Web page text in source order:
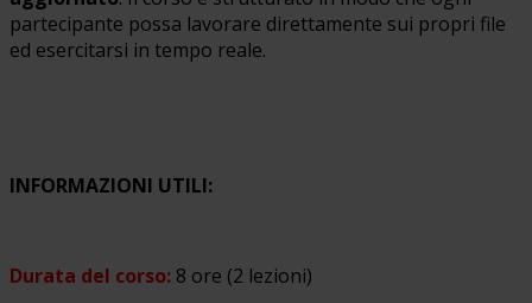
partecipante possa lavorare direttamente sui propri file
ed esercitarsi in tempo reale.
INFORMAZIONI UTILI:
Durata del corso: 8 ore (2 lezioni)